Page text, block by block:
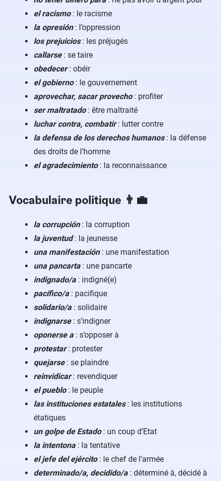
el racismo: le racisme
la opresión: l’oppression
los prejuicios: les préjugés
callarse : se taire
obedecer : obéir
el gobierno: le gouvernement
aprovechar, sacar provecho: profiter
ser maltratado: être maltraité
luchar contra, combatir: lutter contre
la defensa de los derechos humanos: la défense
des droits de l’homme
el agradecimiento: la reconnaissance
Vocabulaire politique 👨‍💼
la corrupción : la corruption
la juventud: la jeunesse
una manifestación: une manifestation
una pancarta: une pancarte
indignado/a: indigné(e)
pacífico/a: pacifique
solidario/a: solidaire
indignarse: s’indigner
oponerse a: s’opposer à
protestar : protester
quejarse : se plaindre
reinvidicar : revendiquer
el pueblo: le peuple
las instituciones estatales: les institutions
étatiques
un golpe de Estado: un coup d’Etat
la intentona : la tentative
el jefe del ejército: le chef de l’armée
determinado/a, decidido/a : déterminé à, décidé à